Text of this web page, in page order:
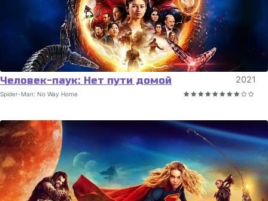
Человек-паук: Нет пути домой 2021
Spider-Man: No Way Home